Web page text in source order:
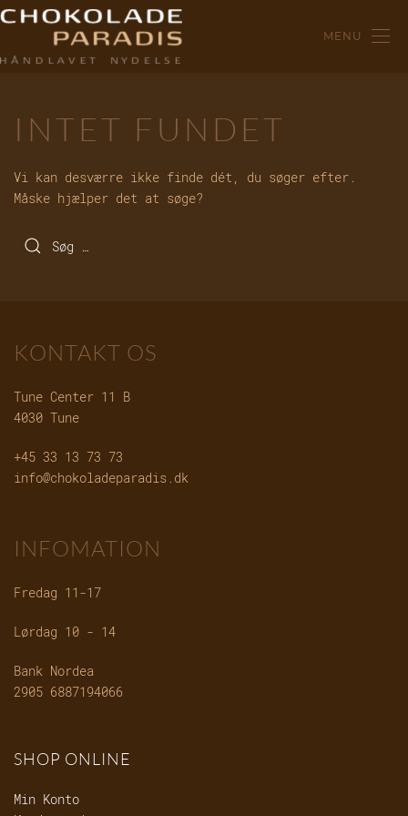
MENU
INTET FUNDET
Vi kan desværre ikke finde dét, du søger efter.
Måske hjælper det at søge?
KONTAKT OS
Tune Center 11 B
4030 Tune
+45 33 13 73 73
info@chokoladeparadis.dk
INFOMATION
Fredag 11-17
Lørdag 10 - 14
Bank Nordea
2905 6887194066
SHOP ONLINE
Min Konto